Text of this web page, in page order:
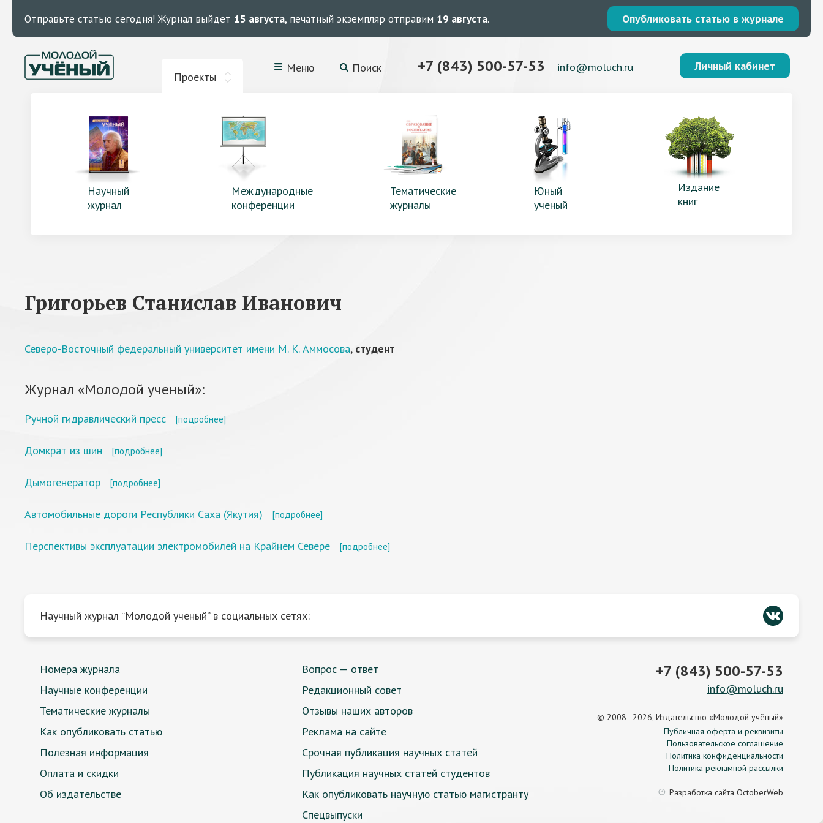
Отправьте статью сегодня! Журнал выйдет 15 августа, печатный экземпляр отправим 19 августа. Опубликовать статью в журнале
Проекты
Меню Поиск +7 (843) 500-57-53 info@moluch.ru Личный кабинет
Научный
журнал
Международные
конференции
Тематические
журналы
Юный
ученый
Издание
книг
Григорьев Станислав Иванович
Северо-Восточный федеральный университет имени М. К. Аммосова, студент
Журнал «Молодой ученый»:
Ручной гидравлический пресс [подробнее]
Домкрат из шин [подробнее]
Дымогенератор [подробнее]
Автомобильные дороги Республики Саха (Якутия) [подробнее]
Перспективы эксплуатации электромобилей на Крайнем Севере [подробнее]
Научный журнал “Молодой ученый” в социальных сетях:
Номера журнала
Научные конференции
Тематические журналы
Как опубликовать статью
Полезная информация
Оплата и скидки
Об издательстве
Вопрос — ответ
Редакционный совет
Отзывы наших авторов
Реклама на сайте
Срочная публикация научных статей
Публикация научных статей студентов
Как опубликовать научную статью магистранту
Спецвыпуски
+7 (843) 500-57-53
info@moluch.ru
© 2008–2026, Издательство «Молодой учёный»
Публичная оферта и реквизиты
Пользовательское соглашение
Политика конфиденциальности
Политика рекламной рассылки
Разработка сайта OctoberWeb